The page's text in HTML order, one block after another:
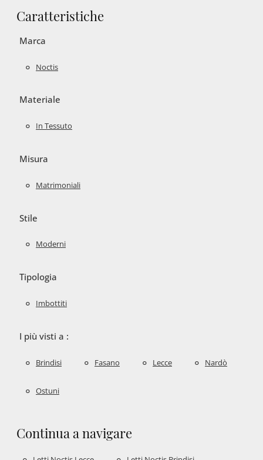
Caratteristiche
Marca
Noctis
Materiale
In Tessuto
Misura
Matrimoniali
Stile
Moderni
Tipologia
Imbottiti
I più visti a :
Brindisi Fasano Lecce Nardò
Ostuni
Continua a navigare